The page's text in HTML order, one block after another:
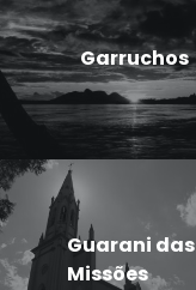
Garruchos
Guarani das
Missões